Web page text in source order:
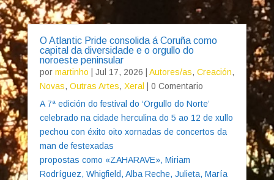
O Atlantic Pride consolida á Coruña como
capital da diversidade e o orgullo do
noroeste peninsular
por martinho Jul 17, 2026 Autores/as, Creación,
Novas, Outras Artes, Xeral
| 0 Comentario
A 7ª edición do festival do ‘Orgullo do Norte’
celebrado na cidade herculina do 5 ao 12 de xullo
pechou con éxito oito xornadas de concertos da
man de festexadas
propostas como «ZAHARAVE», Miriam
Rodríguez, Whigfield, Alba Reche, Julieta, María